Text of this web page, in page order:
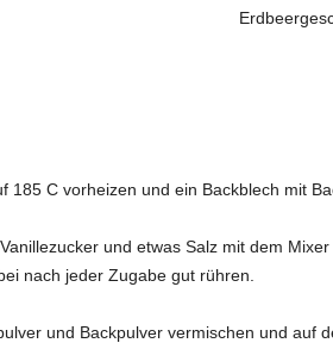
185 C vorheizen und ein Backblech mit
und etwas Salz mit dem
nach jeder Zugabe gut rühren.
und Backpulver vermischen und auf